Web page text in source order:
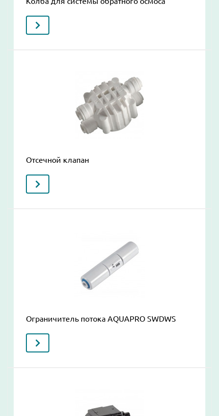
Отсечной клапан
Ограничитель потока AQUAPRO SWDWS